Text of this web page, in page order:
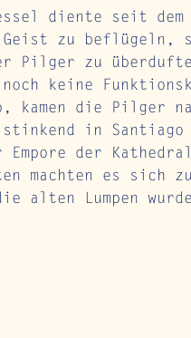
diente seit
Geist zu
Pilger zu
keine
kamen die Pilger
stinkend in
Empore der
machten es sich
alten Lumpen